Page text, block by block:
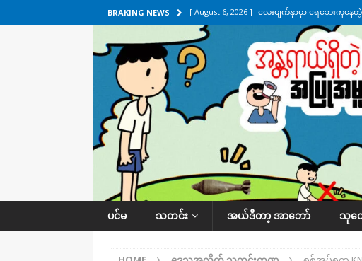
BRAKING NEWS [ August 6, 2026 ] လေးမျက်နှာမှာ ရေဘေးကူနေတဲ့
အလိုက် သတင်းကဏ္ဍ
[ August 6, 2026 ] ရေကြီးနေတဲ့ လေးမျက်နှာမှာ
[ August 5, 2026 ] ရန်ကုန်မြို့မှာ ကားမှန်ခွဲခံရတ
[ August 5, 2026 ] ဂျပန်ရဲ့ ဒုံးကျည်စမ်းသပ်မှုကို မြ
[ August 6, 2026 ] တာကျိုးပြီး ခုနှစ်ရက်မြောက်န
ပင်မ သတင်း အယ်ဒီတာ့ အာဘော် သုတ